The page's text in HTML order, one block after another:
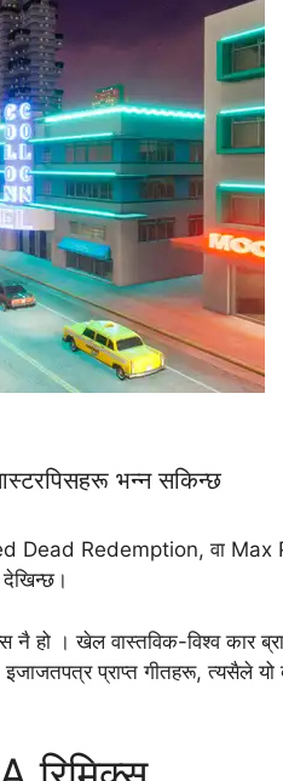
भन्न सकिन्छ
Dead Redemption, वा Max
हो । खेल वास्तविक-विश्व कार
प्राप्त गीतहरू, त्यसैले